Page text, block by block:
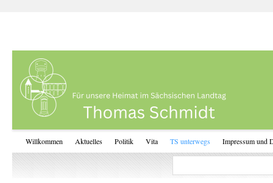
Willkommen Aktuelles Politik Vita TS unterwegs Impressum und